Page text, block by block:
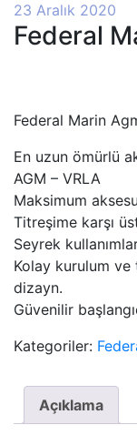
23 Aralık 2020
Federal
Federal Marin
En uzun ömürlü
AGM – VRLA
Maksimum
Titreşime karşı
Seyrek
Kolay kurulum ve
dizayn.
Güvenilir
Kategoriler:
Açıklama